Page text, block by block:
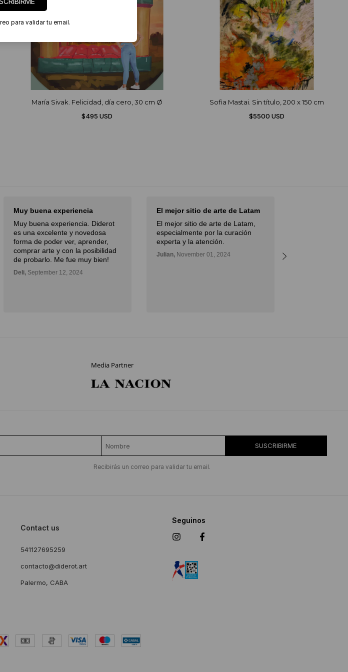
María Sivak. Felicidad, día cero, 30 cm Ø
$495 USD
Sofia Mastai. Sin título, 200 x 150 cm
$5500 USD
Muy buena experiencia
Muy buena experiencia. Diderot
es una excelente y novedosa
forma de poder ver, aprender,
comprar arte y con la posibilidad
de probarlo. Me fue muy bien!
Deli, September 12, 2024
El mejor sitio de arte de Latam
El mejor sitio de arte de Latam,
especialmente por la curación
experta y la atención.
Julian, November 01, 2024
Media Partner
SUSCRIBIRME
Recibirás un correo para validar tu email.
Contact us
541127695259
contacto@diderot.art
Palermo, CABA
Seguinos
para validar tu email.